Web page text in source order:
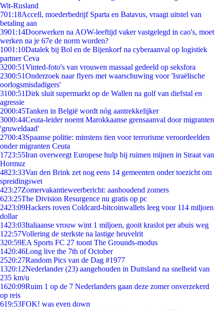
Wit-Rusland
701:18Accell, moederbedrijf Sparta en Batavus, vraagt uitstel van
betaling aan
3901:14Doorwerken na AOW-leeftijd vaker vastgelegd in cao's, moet
werken na je 67e de norm worden?
1001:10Datalek bij Bol en de Bijenkorf na cyberaanval op logistiek
partner Ceva
3200:51Vinted-foto's van vrouwen massaal gedeeld op seksfora
2300:51Onderzoek naar flyers met waarschuwing voor 'Israëlische
oorlogsmisdadigers'
3100:51Dirk sluit supermarkt op de Wallen na golf van diefstal en
agressie
2000:45Tanken in België wordt nóg aantrekkelijker
3000:44Ceuta-leider noemt Marokkaanse grensaanval door migranten
'gruweldaad'
2700:43Spaanse politie: minstens tien voor terrorisme veroordeelden
onder migranten Ceuta
1723:55Iran overweegt Europese hulp bij ruimen mijnen in Straat van
Hormuz
4823:33Van den Brink zet nog eens 14 gemeenten onder toezicht om
spreidingswet
423:27Zomervakantieweerbericht: aanhoudend zomers
623:25The Division Resurgence nu gratis op pc
2423:09Hackers roven Coldcard-bitcoinwallets leeg voor 114 miljoen
dollar
1423:03Italiaanse vrouw wint 1 miljoen, gooit kraslot per abuis weg
1 22:57Vollering de sterkste na lastige heuvelrit
320:59EA Sports FC 27 toont The Grounds-modus
1420:46Long live the 7th of October
2520:27Random Pics van de Dag #1977
1320:12Nederlander (23) aangehouden in Duitsland na snelheid van
235 km/u
1620:09Ruim 1 op de 7 Nederlanders gaan deze zomer onverzekerd
op reis
619:53FOK! was even down